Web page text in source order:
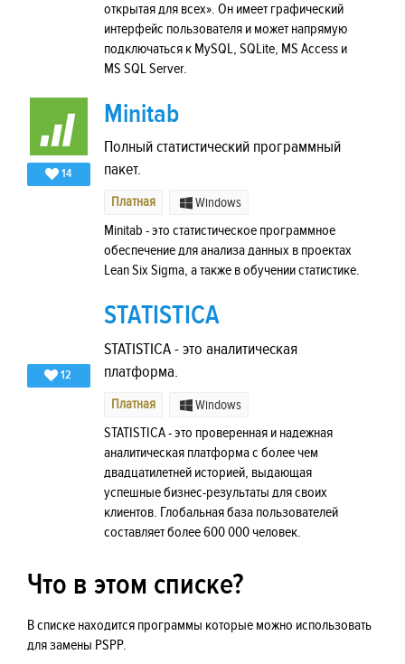
открытая для всех». Он имеет графический
интерфейс пользователя и может напрямую
подключаться к MySQL, SQLite, MS Access и
MS SQL Server.
14
Minitab
Полный статистический программный
пакет.
Платная Windows
Minitab - это статистическое программное
обеспечение для анализа данных в проектах
Lean Six Sigma, а также в обучении статистике.
12
STATISTICA
STATISTICA - это аналитическая
платформа.
Платная Windows
STATISTICA - это проверенная и надежная
аналитическая платформа с более чем
двадцатилетней историей, выдающая
успешные бизнес-результаты для своих
клиентов. Глобальная база пользователей
составляет более 600 000 человек.
Что в этом списке?
В списке находится программы которые можно использовать
для замены PSPP.